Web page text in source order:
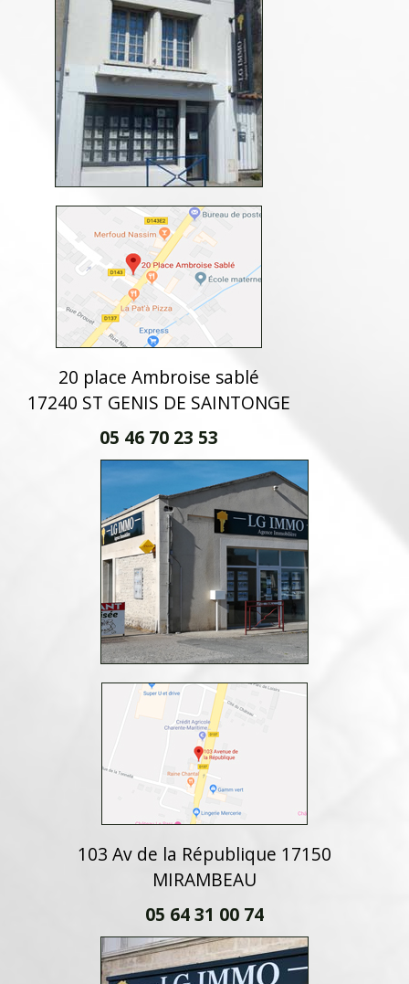
20 place Ambroise sablé
17240 ST GENIS DE SAINTONGE
05 46 70 23 53
103 Av de la République 17150
MIRAMBEAU
05 64 31 00 74